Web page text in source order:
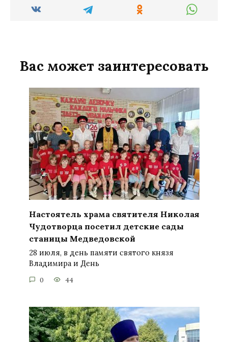
Вас может заинтересовать
Настоятель храма святителя Николая
Чудотворца посетил детские сады
станицы Медведовской
28 июля, в день памяти святого князя
Владимира и День
0 44